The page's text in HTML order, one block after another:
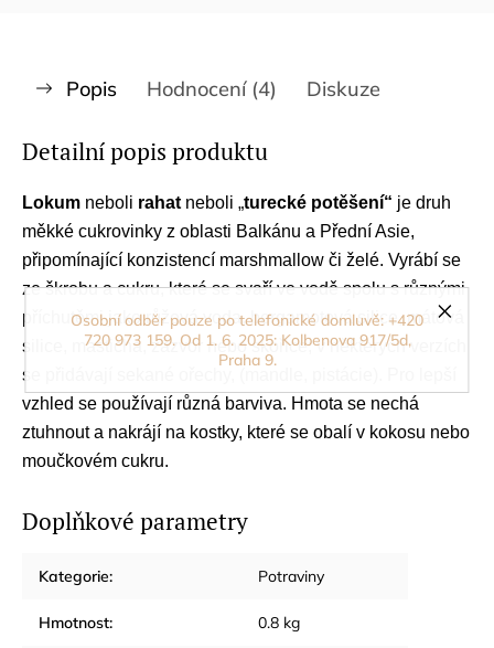
Osobní odběr pouze po telefonické domluvě: +420
720 973 159. Od 1. 6. 2025: Kolbenova 917/5d,
Praha 9.
Popis Hodnocení (4) Diskuze
Detailní popis produktu
Lokum neboli rahat neboli „turecké potěšení“ je druh
měkké cukrovinky z oblasti Balkánu a Přední Asie,
připomínající konzistencí marshmallow či želé. Vyrábí se
ze škrobua cukru, které se svaří ve vodě spolu s různými
příchutěmi jako růžová voda, bergamotová silice, mátová
silice
, masticha , zázvor nebo skořice; v některých verzích
se přidávají sekané ořechy
vzhled se používají různá barviva. Hmota se nechá
ztuhnout a nakrájí na kostky, které se obalí v kokosu nebo
moučkovém cukru.
Doplňkové parametry
Kategorie: Potraviny
Hmotnost:
0.8 kg